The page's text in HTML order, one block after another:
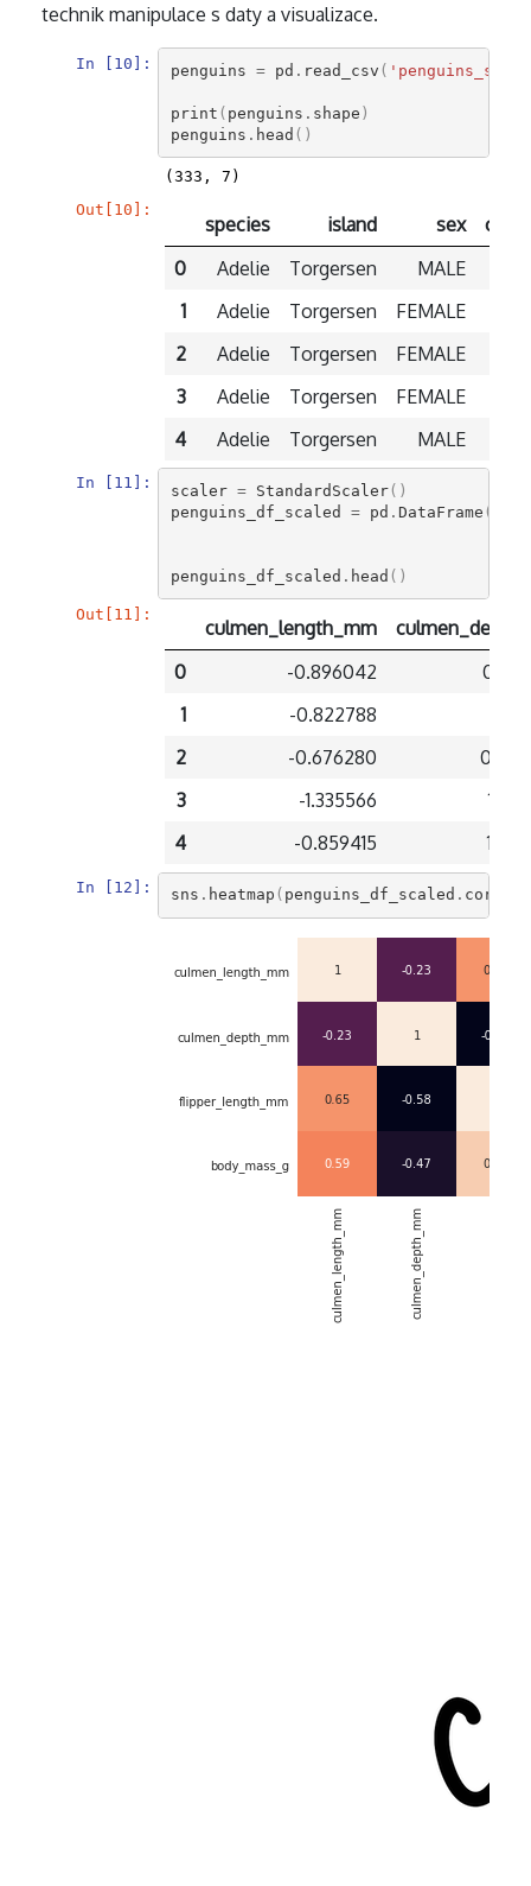
technik manipulace s daty a visualizace.
In [10]: penguins = pd . read_csv (
print ( penguins . shape )
penguins . head ()
Out[10]:
species island sex
0
Adelie Torgersen
MALE
1
Adelie Torgersen
FEMALE
2
Adelie Torgersen
FEMALE
3
Adelie Torgersen
FEMALE
4
Adelie Torgersen MALE
In [11]: scaler = StandardScaler()
penguins_df_scaled
= pd . DataFrame (
penguins_df_scaled . head ()
Out[11]:
culmen_length_mm
0
-0.896042
1
-0.822788
2
-0.676280
3
-1.335566
4
-0.859415
In [12]: sns . heatmap ( penguins_df_scaled . corr